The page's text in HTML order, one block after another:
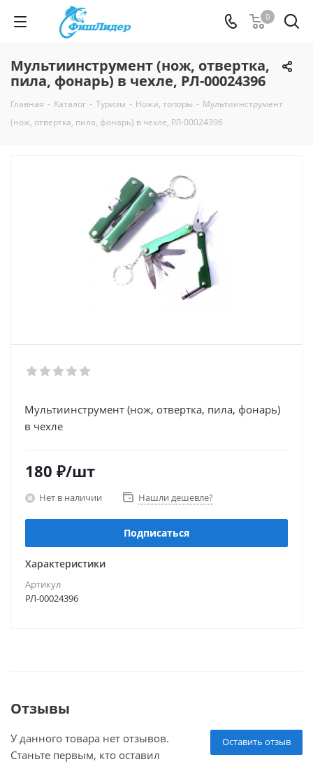
0
Мультиинструмент (нож, отвертка,
пила, фонарь) в чехле, РЛ-00024396
Главная - Каталог - Туризм - Ножи, топоры - Мультиинструмент
(нож, отвертка, пила, фонарь) в чехле, РЛ-00024396
Мультиинструмент (нож, отвертка, пила, фонарь)
в чехле
180 ₽/шт
Нет в наличии Нашли дешевле?
Подписаться
Характеристики
Артикул
РЛ-00024396
Отзывы
Оставить отзыв
У данного товара нет отзывов.
Станьте первым, кто оставил